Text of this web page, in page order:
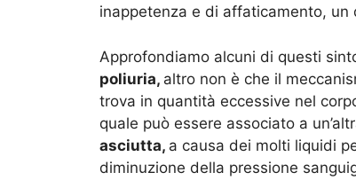
inappetenza e di affaticamento,
Approfondiamo alcuni di questi
poliuria, altro non è che il
trova in quantità eccessive nel
quale può essere associato a
asciutta, a causa dei molti liquidi
diminuzione della pressione